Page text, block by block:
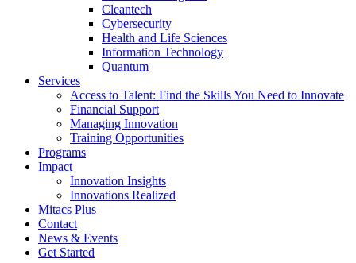
Cleantech
Cybersecurity
Health and Life Sciences
Information Technology
Quantum
Services
Access to Talent: Find the Skills You Need to Innovate
Financial Support
Managing Innovation
Training Opportunities
Programs
Impact
Innovation Insights
Innovations Realized
Mitacs Plus
Contact
News & Events
Get Started